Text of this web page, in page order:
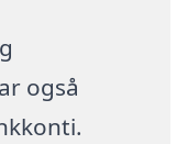
også